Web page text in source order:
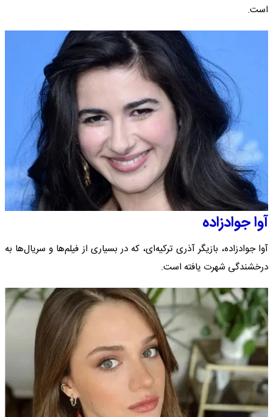
است.
آوا جوادزاده
آوا جوادزاده، بازیگر آذری ترکیه‌ای، که در بسیاری از فیلم‌ها و سریال‌ها به
درخشندگی شهرت یافته است.